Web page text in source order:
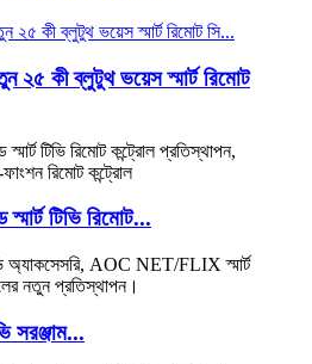
২৫ কী ব্লুটুথ ভয়েস স্মার্ট রিমোট
টিভি রিমোট...
সরঞ্জাম...